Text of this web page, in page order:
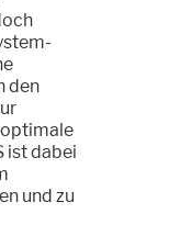
den
ist dabei
und zu